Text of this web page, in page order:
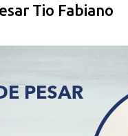
Tio Fabiano